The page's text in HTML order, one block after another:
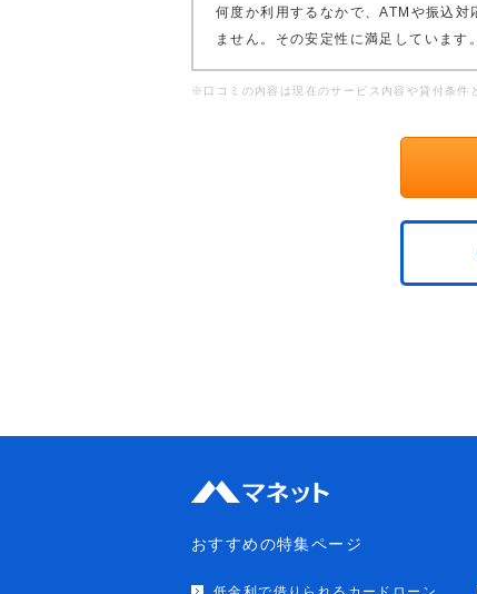
何度か利用するなかで、ATMや振込対
ません。その安定性に満足しています。
※口コミの内容は現在のサービス内容や貸付条件
おすすめの特集ページ